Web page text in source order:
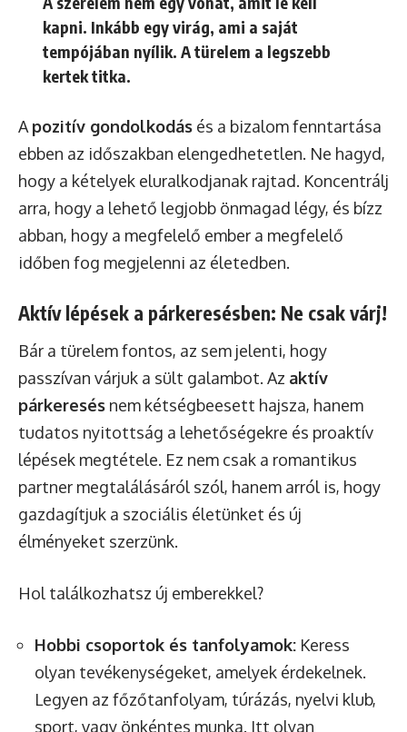
kapni. Inkább egy virág, ami a saját
tempójában nyílik. A türelem a legszebb
kertek titka.
A pozitív gondolkodás és a bizalom fenntartása
ebben az időszakban elengedhetetlen. Ne hagyd,
hogy a kételyek eluralkodjanak rajtad. Koncentrálj
arra, hogy a lehető legjobb önmagad légy, és bízz
abban, hogy a megfelelő ember a megfelelő
időben fog megjelenni az életedben.
Aktív lépések a párkeresésben: Ne csak várj!
Bár a türelem fontos, az sem jelenti, hogy
passzívan várjuk a sült galambot. Az aktív
párkeresés nem kétségbeesett hajsza, hanem
tudatos nyitottság a lehetőségekre és proaktív
lépések megtétele. Ez nem csak a romantikus
partner megtalálásáról szól, hanem arról is, hogy
gazdagítjuk a szociális életünket és új
élményeket szerzünk.
Hol találkozhatsz új emberekkel?
Hobbi csoportok és tanfolyamok: Keress
olyan tevékenységeket, amelyek érdekelnek.
Legyen az főzőtanfolyam, túrázás, nyelvi klub,
sport, vagy önkéntes munka. Itt olyan